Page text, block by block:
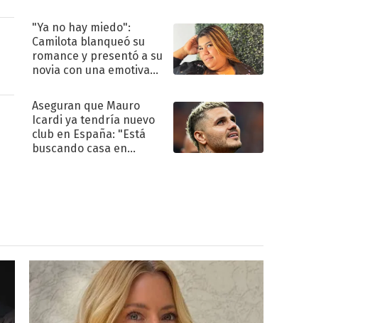
"Ya no hay miedo":
Camilota blanqueó su
romance y presentó a su
novia con una emotiva
Aseguran que Mauro
Icardi ya tendría nuevo
club en España: "Está
buscando casa en